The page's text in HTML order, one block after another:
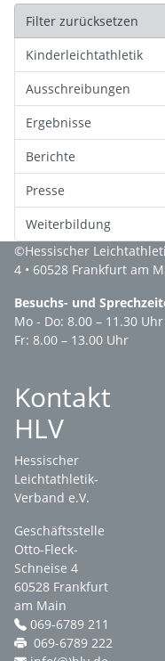
Filter zurücksetzen
Kinderleichtathletik
Ausschreibungen
Ergebnisse
Berichte
Presse
Weiterbildung
©Hessischer
4 • 60528 Frankfurt am
Besuchs- und
Mo - Do: 8.00 – 11.30
Fr: 8.00 – 13.00 Uhr
Kontakt
HLV
Hessischer
Leichtathletik-
Verband e.V.
Geschäftsstelle
Otto-Fleck-
Schneise 4
60528 Frankfurt
am Main
069-6789 211
069-6789 222